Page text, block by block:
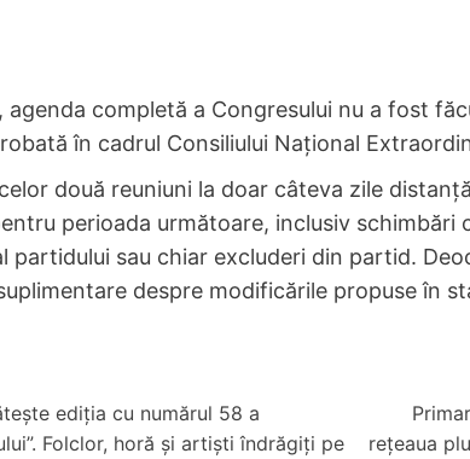
agenda completă a Congresului nu a fost
în cadrul Consiliului Național
două reuniuni la doar câteva zile
perioada următoare, inclusiv schimbări
partidului sau chiar excluderi din partid.
despre modificările propuse în
ediția cu numărul 58 a
Folclor, horă și artiști îndrăgiți pe
rețeaua